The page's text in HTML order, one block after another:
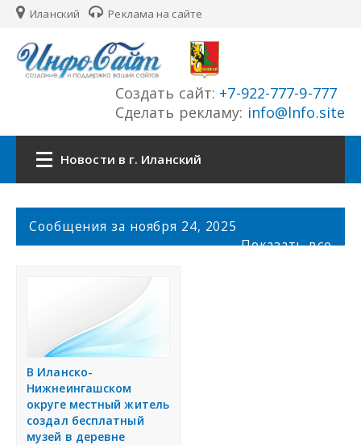
Иланский Реклама на сайте
Создать сайт: +7-922-777-9-777
Сделать рекламу: info@lnfo.site
Новости в г. Иланский
Главная
История города
Разместить объявление
Регионы России
Сообщения за ноября 24, 2025
Показать все
В Иланско-
Нижнеингашском
округе местный житель
создал бесплатный
музей в деревне